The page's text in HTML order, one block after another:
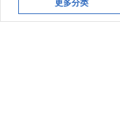
更多分类